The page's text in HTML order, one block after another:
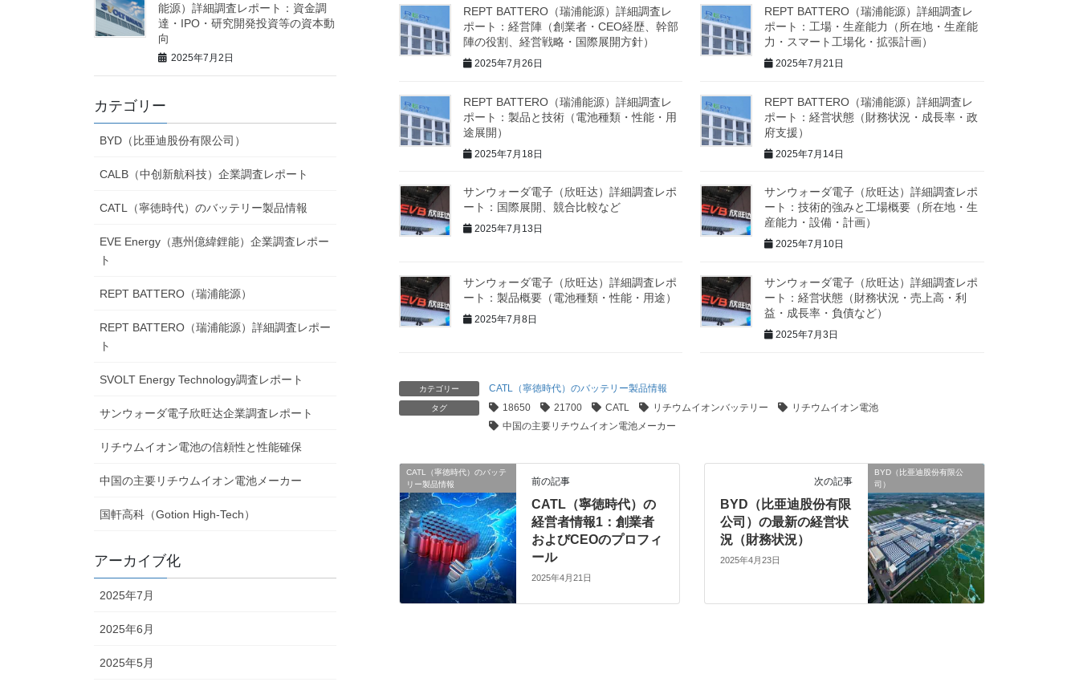
REPT BATTERO（瑞浦能源）詳細調査レ
ポート：経営陣（創業者・CEO経歴、幹部
陣の役割、経営戦略・国際展開方針）
2025年7月26日
REPT BATTERO（瑞浦能源）詳細調査レ
ポート：工場・生産能力（所在地・生産能
力・スマート工場化・拡張計画）
2025年7月21日
REPT BATTERO（瑞浦能源）詳細調査レ
ポート：製品と技術（電池種類・性能・用
途展開）
2025年7月18日
REPT BATTERO（瑞浦能源）詳細調査レ
ポート：経営状態（財務状況・成長率・政
府支援）
2025年7月14日
サンウォーダ電子（欣旺达）詳細調査レポ
ート：国際展開、競合比較など
2025年7月13日
サンウォーダ電子（欣旺达）詳細調査レポ
ート：技術的強みと工場概要（所在地・生
産能力・設備・計画）
2025年7月10日
サンウォーダ電子（欣旺达）詳細調査レポ
ート：製品概要（電池種類・性能・用途）
2025年7月8日
サンウォーダ電子（欣旺达）詳細調査レポ
ート：経営状態（財務状況・売上高・利
益・成長率・負債など）
2025年7月3日
カテゴリー CATL（寧徳時代）のバッテリー製品情報
タグ 18650 21700 CATL リチウムイオンバッテリー
リチウムイオン電池
中国の主要リチウムイオン電池メーカー
CATL（寧徳時代）のバッテ
リー製品情報
前の記事
CATL（寧徳時代）の
経営者情報1：創業者
およびCEOのプロフィ
ール
2025年4月21日
BYD（比亜迪股份有限公
司）
次の記事
BYD（比亜迪股份有限
公司）の最新の経営状
況（財務状況）
2025年4月23日
能源）詳細調査レポート：資金調
達・IPO・研究開発投資等の資本動
向
2025年7月2日
カテゴリー
BYD（比亜迪股份有限公司）
CALB（中创新航科技）企業調査レポート
CATL（寧徳時代）のバッテリー製品情報
EVE Energy（惠州億緯鋰能）企業調査レポー
ト
REPT BATTERO（瑞浦能源）
REPT BATTERO（瑞浦能源）詳細調査レポー
ト
SVOLT Energy Technology調査レポート
サンウォーダ電子欣旺达企業調査レポート
リチウムイオン電池の信頼性と性能確保
中国の主要リチウムイオン電池メーカー
国軒高科（Gotion High-Tech）
アーカイブ化
2025年7月
2025年6月
2025年5月